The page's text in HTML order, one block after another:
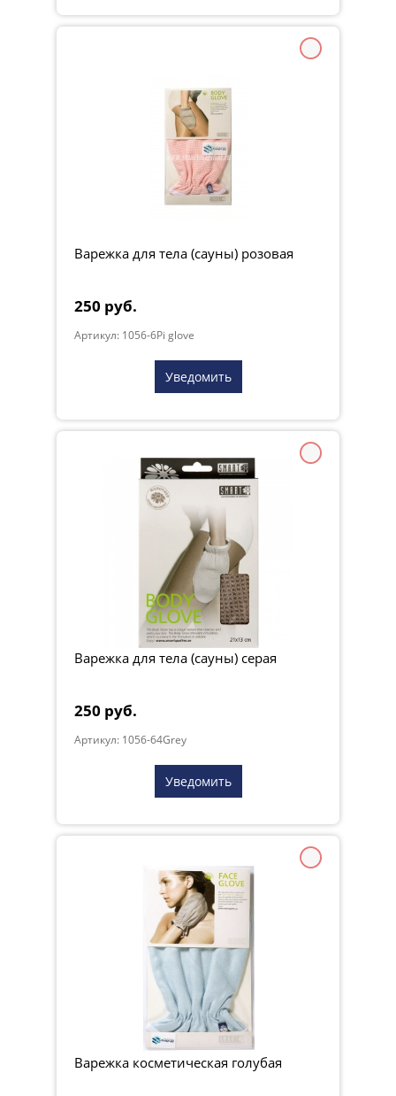
Варежка для тела (сауны) розовая
250 руб.
Артикул: 1056-6Pi glove
Уведомить
Варежка для тела (сауны) серая
250 руб.
Артикул: 1056-64Grey
Уведомить
Варежка косметическая голубая